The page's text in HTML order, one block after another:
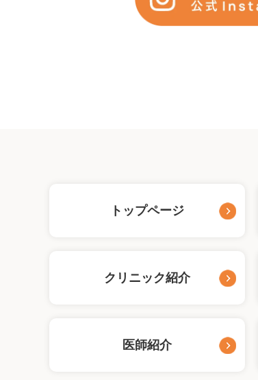
トップページ
クリニック紹介
医師紹介